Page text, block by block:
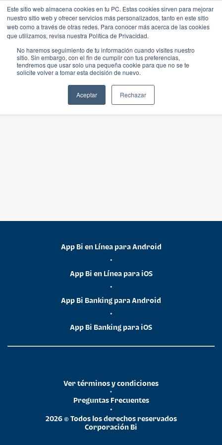
Este sitio web almacena cookies en tu PC. Estas cookies sirven para mejorar
nuestro sitio web y ofrecer servicios más personalizados, tanto en este sitio
web como a través de otras redes. Para conocer más acerca de las cookies
que utilizamos, revisa nuestra Política de Privacidad.
No haremos seguimiento de tu información cuando visites nuestro
sitio. Sin embargo, con el fin de cumplir con tus preferencias,
tendremos que usar solo una pequeña cookie para que no se te
solicite volver a tomar esta decisión de nuevo.
Aceptar Rechazar
App Bi en Línea para Android
•
App Bi en Línea para iOS
•
App Bi Banking para Android
•
App Bi Banking para iOS
2026 © Todos los derechos reservados
Corporación Bi
•
Preguntas Frecuentes
•
Ver términos y condiciones